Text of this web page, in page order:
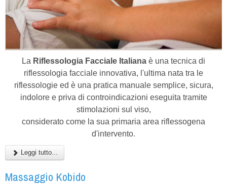
La Riflessologia Facciale Italiana è una tecnica di
riflessologia facciale innovativa, l'ultima nata tra le
riflessologie ed è una pratica manuale semplice, sicura,
indolore e priva di controindicazioni eseguita tramite
stimolazioni sul viso,
considerato come la sua primaria area riflessogena
d'intervento.
Leggi tutto...
Massaggio Kobido